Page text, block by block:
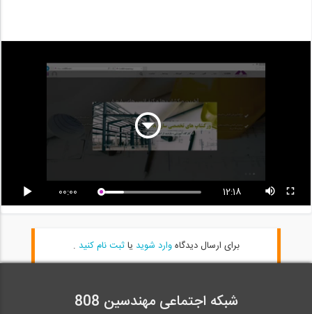
00:00 12:18
برای ارسال دیدگاهوارد شوید یاثبت نام کنید .
شبکه اجتماعی مهندسین 808